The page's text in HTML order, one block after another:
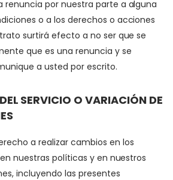
renuncia por nuestra parte a alguna
o a los derechos o acciones
surtirá efecto a no ser que se
que es una renuncia y se
a usted por escrito.
SERVICIO O VARIACIÓN DE
a realizar cambios en los
en nuestras políticas y en nuestros
incluyendo las presentes